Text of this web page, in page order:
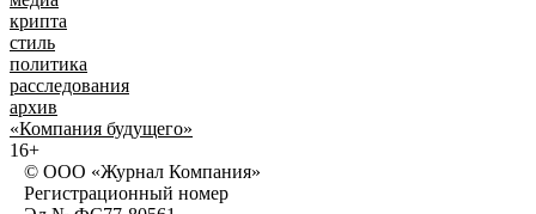
крипта
стиль
политика
расследования
архив
«Компания будущего»
16+
© ООО «Журнал Компания»
Регистрационный номер